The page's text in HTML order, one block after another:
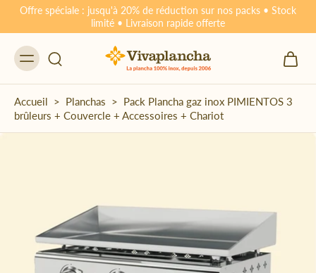
Offre spéciale : jusqu'à 20% de réduction sur nos packs • Stock
limité • Livraison rapide offerte
Accueil > Planchas > Pack Plancha gaz inox PIMIENTOS 3
brûleurs + Couvercle + Accessoires + Chariot